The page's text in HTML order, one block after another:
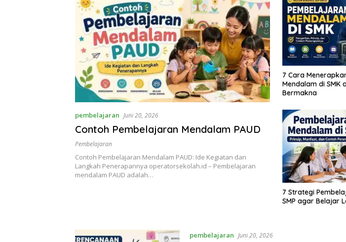
pembelajaran Juni 20, 2026
Contoh Pembelajaran Mendalam PAUD
Pembelajaran
Contoh Pembelajaran Mendalam PAUD: Ide Kegiatan dan
Langkah Penerapannya operatorsekolah.id – Pembelajaran
mendalam PAUD adalah…
7 Cara
Mendalam di SMK
Bermakna
7 Strategi
SMP agar Belajar
pembelajaran Juni 20, 2026